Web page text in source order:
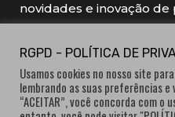
novidades e inovação
e-newvation tem o
Ano”, o prémio de
RGPD - POLÍTICA DE
Usamos cookies no nosso site
lembrando as suas preferências
“ACEITAR”, você concorda com o